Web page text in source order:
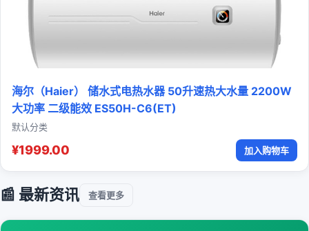
海尔（Haier） 储水式电热水器 50升速热大水量 2200W
大功率 二级能效 ES50H-C6(ET)
默认分类
¥1999.00 加入购物车
📰 最新资讯 查看更多